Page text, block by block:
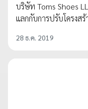
บริษัท Toms Shoes
แลกกับการปรับโครงส
28 ธ.ค. 2019